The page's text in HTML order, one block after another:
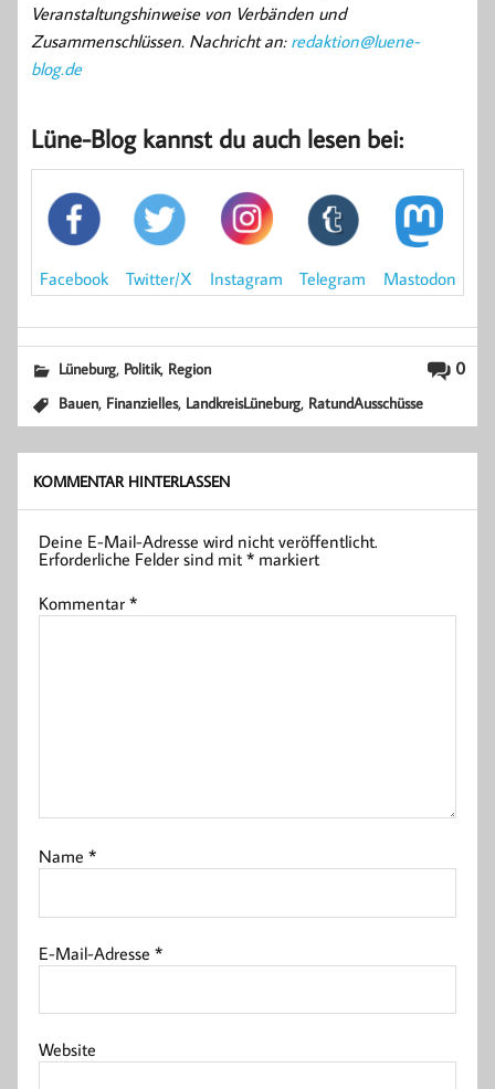
Veranstaltungshinweise von Verbänden und
Zusammenschlüssen. Nachricht an: redaktion@luene-
blog.de
Lüne-Blog kannst du auch lesen bei:
Facebook Twitter/X Instagram Telegram Mastodon
0
Lüneburg, Politik, Region
Bauen, Finanzielles, LandkreisLüneburg, RatundAusschüsse
KOMMENTAR HINTERLASSEN
Deine E-Mail-Adresse wird nicht veröffentlicht.
Erforderliche Felder sind mit* markiert
Kommentar*
Name*
E-Mail-Adresse*
Website